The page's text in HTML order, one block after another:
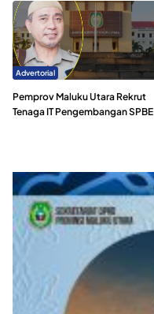
Advertorial
Pemprov Maluku Utara Rekrut
Tenaga IT Pengembangan SPBE